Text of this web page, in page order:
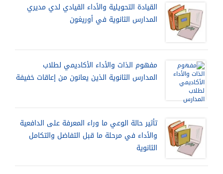
القيادة التحويلية والأداء القيادي لدي مديري
المدارس الثانوية في أوريغون
مفهوم الذات والأداء الأكاديمي لطلاب
المدارس الثانوية الذين يعانون من إعاقات خفيفة
تأثير حالة الوعي ما وراء المعرفة على الدافعية
والأداء في مرحلة ما قبل التفاضل والتكامل
الثانوية